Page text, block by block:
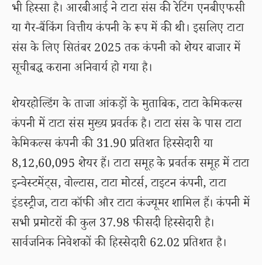
भी हिस्सा है। आरबीआई ने टाटा संस की रेटिंग एनबीएफसी
या गैर-बैंकिंग वित्तीय कंपनी के रूप में की थी। इसलिए टाटा
संस के लिए सितंबर 2025 तक कंपनी को शेयर बाजार में
सूचीबद्ध कराना अनिवार्य हो गया है।
शेयरहोल्डिंग के ताजा आंकड़ों के मुताबिक, टाटा केमिकल्स
कंपनी में टाटा संस मुख्य प्रवर्तक है। टाटा संस के पास टाटा
केमिकल्स कंपनी की 31.90 प्रतिशत हिस्सेदारी या
8,12,60,095 शेयर हैं। टाटा समूह के प्रवर्तक समूह में टाटा
इन्वेस्टमेंट्स, वोल्टास, टाटा मोटर्स, टाइटन कंपनी, टाटा
इंडस्ट्रीज, टाटा कॉफी और टाटा कंज्यूमर शामिल हैं। कंपनी में
सभी प्रमोटरों की कुल 37.98 फीसदी हिस्सेदारी है।
सार्वजनिक निवेशकों की हिस्सेदारी 62.02 प्रतिशत है।